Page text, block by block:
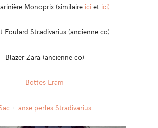
Monoprix (similaire iciet ici)
Foulard Stradivarius (ancienne co)
Blazer Zara (ancienne co)
Bottes Eram
+ anse perles Stradivarius